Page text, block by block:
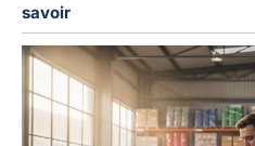
savoir